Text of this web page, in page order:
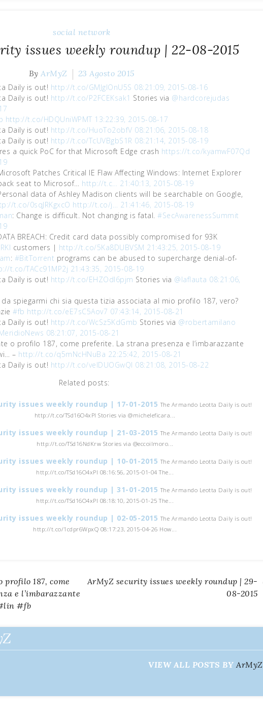
social network
issues weekly roundup | 22-08-2015
ByArMyZ 23 Agosto 2015
Daily is out! http://t.co/GMJgIOnU5S 08:21:09, 2015-08-16
Daily is out! http://t.co/P2FCEKsak1 Stories via @hardcorejudas
http://t.co/HDQUniWPMT 13:22:39, 2015-08-17
Daily is out! http://t.co/HuoTo2obfV 08:21:06, 2015-08-18
Daily is out! http://t.co/TcUVBgbS1R 08:21:14, 2015-08-19
a quick PoC for that Microsoft Edge crash https://t.co/kyamwF07Qd
Patches Critical IE Flaw Affecting Windows: Internet Explorer
seat to Microsof… http://t.c… 21:40:13, 2015-08-19
data of Ashley Madison clients will be searchable on Google,
t.co/0sqJRKgxcO http://t.co/j… 21:41:46, 2015-08-19
: Change is difficult. Not changing is fatal. #SecAwarenessSummit
BREACH: Credit card data possibly compromised for 93K
customers | http://t.co/5Ka8DUBVSM 21:43:25, 2015-08-19
: #BitTorrent programs can be abused to supercharge denial-of-
t.co/TACc91MP2j 21:43:35, 2015-08-19
Daily is out! http://t.co/EHZOdI6pjm Stories via @laflauta 08:21:06,
spiegarmi chi sia questa tizia associata al mio profilo 187, vero?
#fb http://t.co/eE7sC5Aov7 07:43:14, 2015-08-21
Daily is out! http://t.co/WcSz5KdGmb Stories via @robertamilano
08:21:07, 2015-08-21
o profilo 187, come preferite. La strana presenza e l’imbarazzante
– http://t.co/q5mNcHNuBa 22:25:42, 2015-08-21
Daily is out! http://t.co/velDUOGwQl 08:21:08, 2015-08-22
Related posts:
issues weekly roundup | 17-01-2015The Armando Leotta Daily is out!
http://t.co/TSd16O4xPI Stories via @micheleficara...
issues weekly roundup | 21-03-2015The Armando Leotta Daily is out!
http://t.co/TSd16NdKrw Stories via @eccoilmoro...
issues weekly roundup | 10-01-2015The Armando Leotta Daily is out!
http://t.co/TSd16O4xPI 08:16:56, 2015-01-04 The...
issues weekly roundup | 31-01-2015The Armando Leotta Daily is out!
http://t.co/TSd16O4xPI 08:18:10, 2015-01-25 The...
issues weekly roundup | 02-05-2015The Armando Leotta Daily is out!
http://t.co/1cdpr6WpxQ 08:17:23, 2015-04-26 How...
187, come
e l’imbarazzante
#fb
ArMyZ security issues weekly roundup | 29-
08-2015
VIEW ALL POSTS BYArMyZ